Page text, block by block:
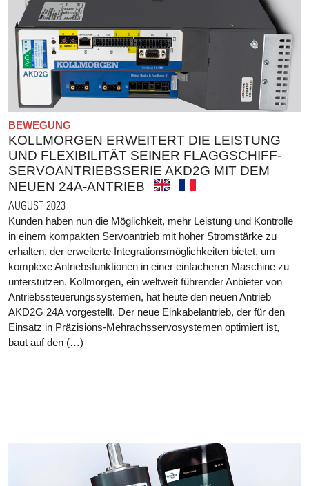
BEWEGUNG
KOLLMORGEN ERWEITERT DIE LEISTUNG
UND FLEXIBILITÄT SEINER FLAGGSCHIFF-
SERVOANTRIEBSSERIE AKD2G MIT DEM
NEUEN 24A-ANTRIEB
AUGUST 2023
Kunden haben nun die Möglichkeit, mehr Leistung und Kontrolle
in einem kompakten Servoantrieb mit hoher Stromstärke zu
erhalten, der erweiterte Integrationsmöglichkeiten bietet, um
komplexe Antriebsfunktionen in einer einfacheren Maschine zu
unterstützen. Kollmorgen, ein weltweit führender Anbieter von
Antriebssteuerungssystemen, hat heute den neuen Antrieb
AKD2G 24A vorgestellt. Der neue Einkabelantrieb, der für den
Einsatz in Präzisions-Mehrachsservosystemen optimiert ist,
baut auf den (…)